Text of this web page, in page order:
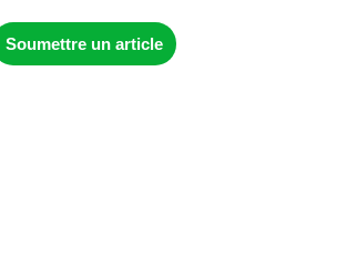
Soumettre un article